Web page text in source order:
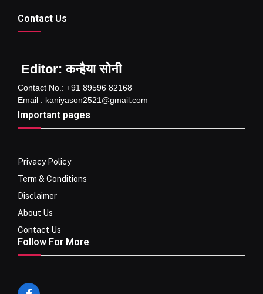
Contact Us
Editor: कन्हैया सोनी
Contact No.: +91 89596 82168
Email : kaniyason2521@gmail.com
Important pages
Privacy Policy
Term & Conditions
Disclaimer
About Us
Contact Us
Follow For More